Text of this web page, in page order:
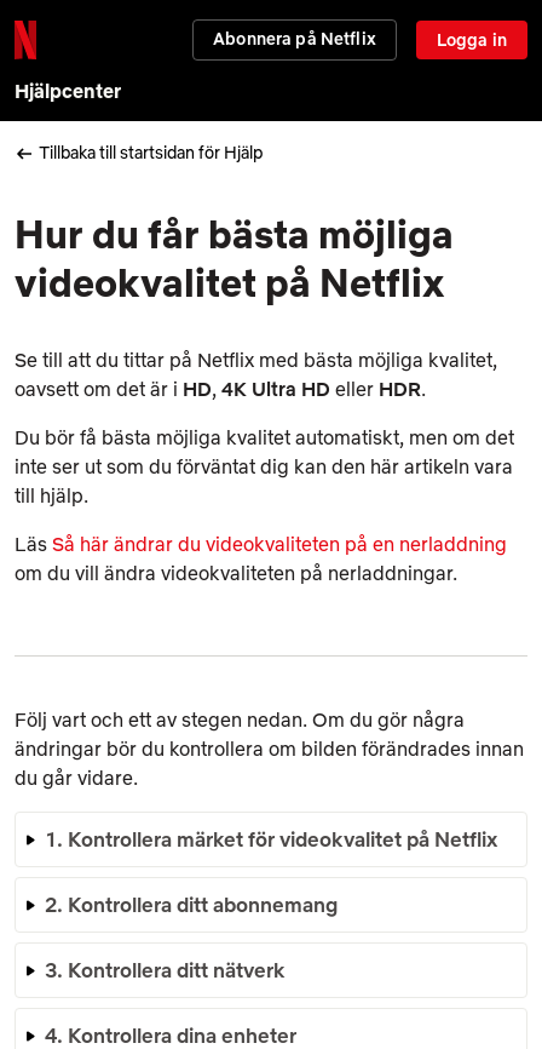
Abonnera på Netflix Logga in
Hjälpcenter
Tillbaka till startsidan för Hjälp
Hur du får bästa möjliga
videokvalitet på Netflix
Se till att du tittar på Netflix med bästa möjliga kvalitet,
oavsett om det är i HD, 4K Ultra HD eller HDR.
Du bör få bästa möjliga kvalitet automatiskt, men om det
inte ser ut som du förväntat dig kan den här artikeln vara
till hjälp.
Läs Så här ändrar du videokvaliteten på en nerladdning
om du vill ändra videokvaliteten på nerladdningar.
Följ vart och ett av stegen nedan. Om du gör några
ändringar bör du kontrollera om bilden förändrades innan
du går vidare.
1. Kontrollera märket för videokvalitet på Netflix
2. Kontrollera ditt abonnemang
3. Kontrollera ditt nätverk
4. Kontrollera dina enheter